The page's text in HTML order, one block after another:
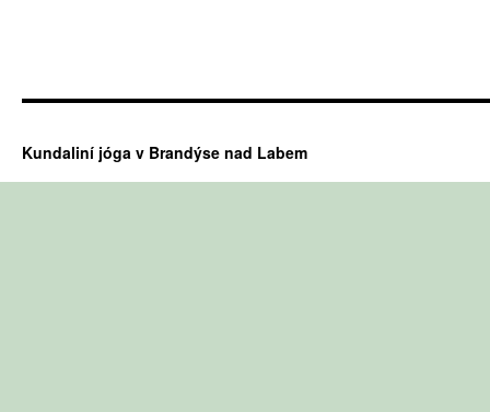
Kundaliní jóga v Brandýse nad Labem